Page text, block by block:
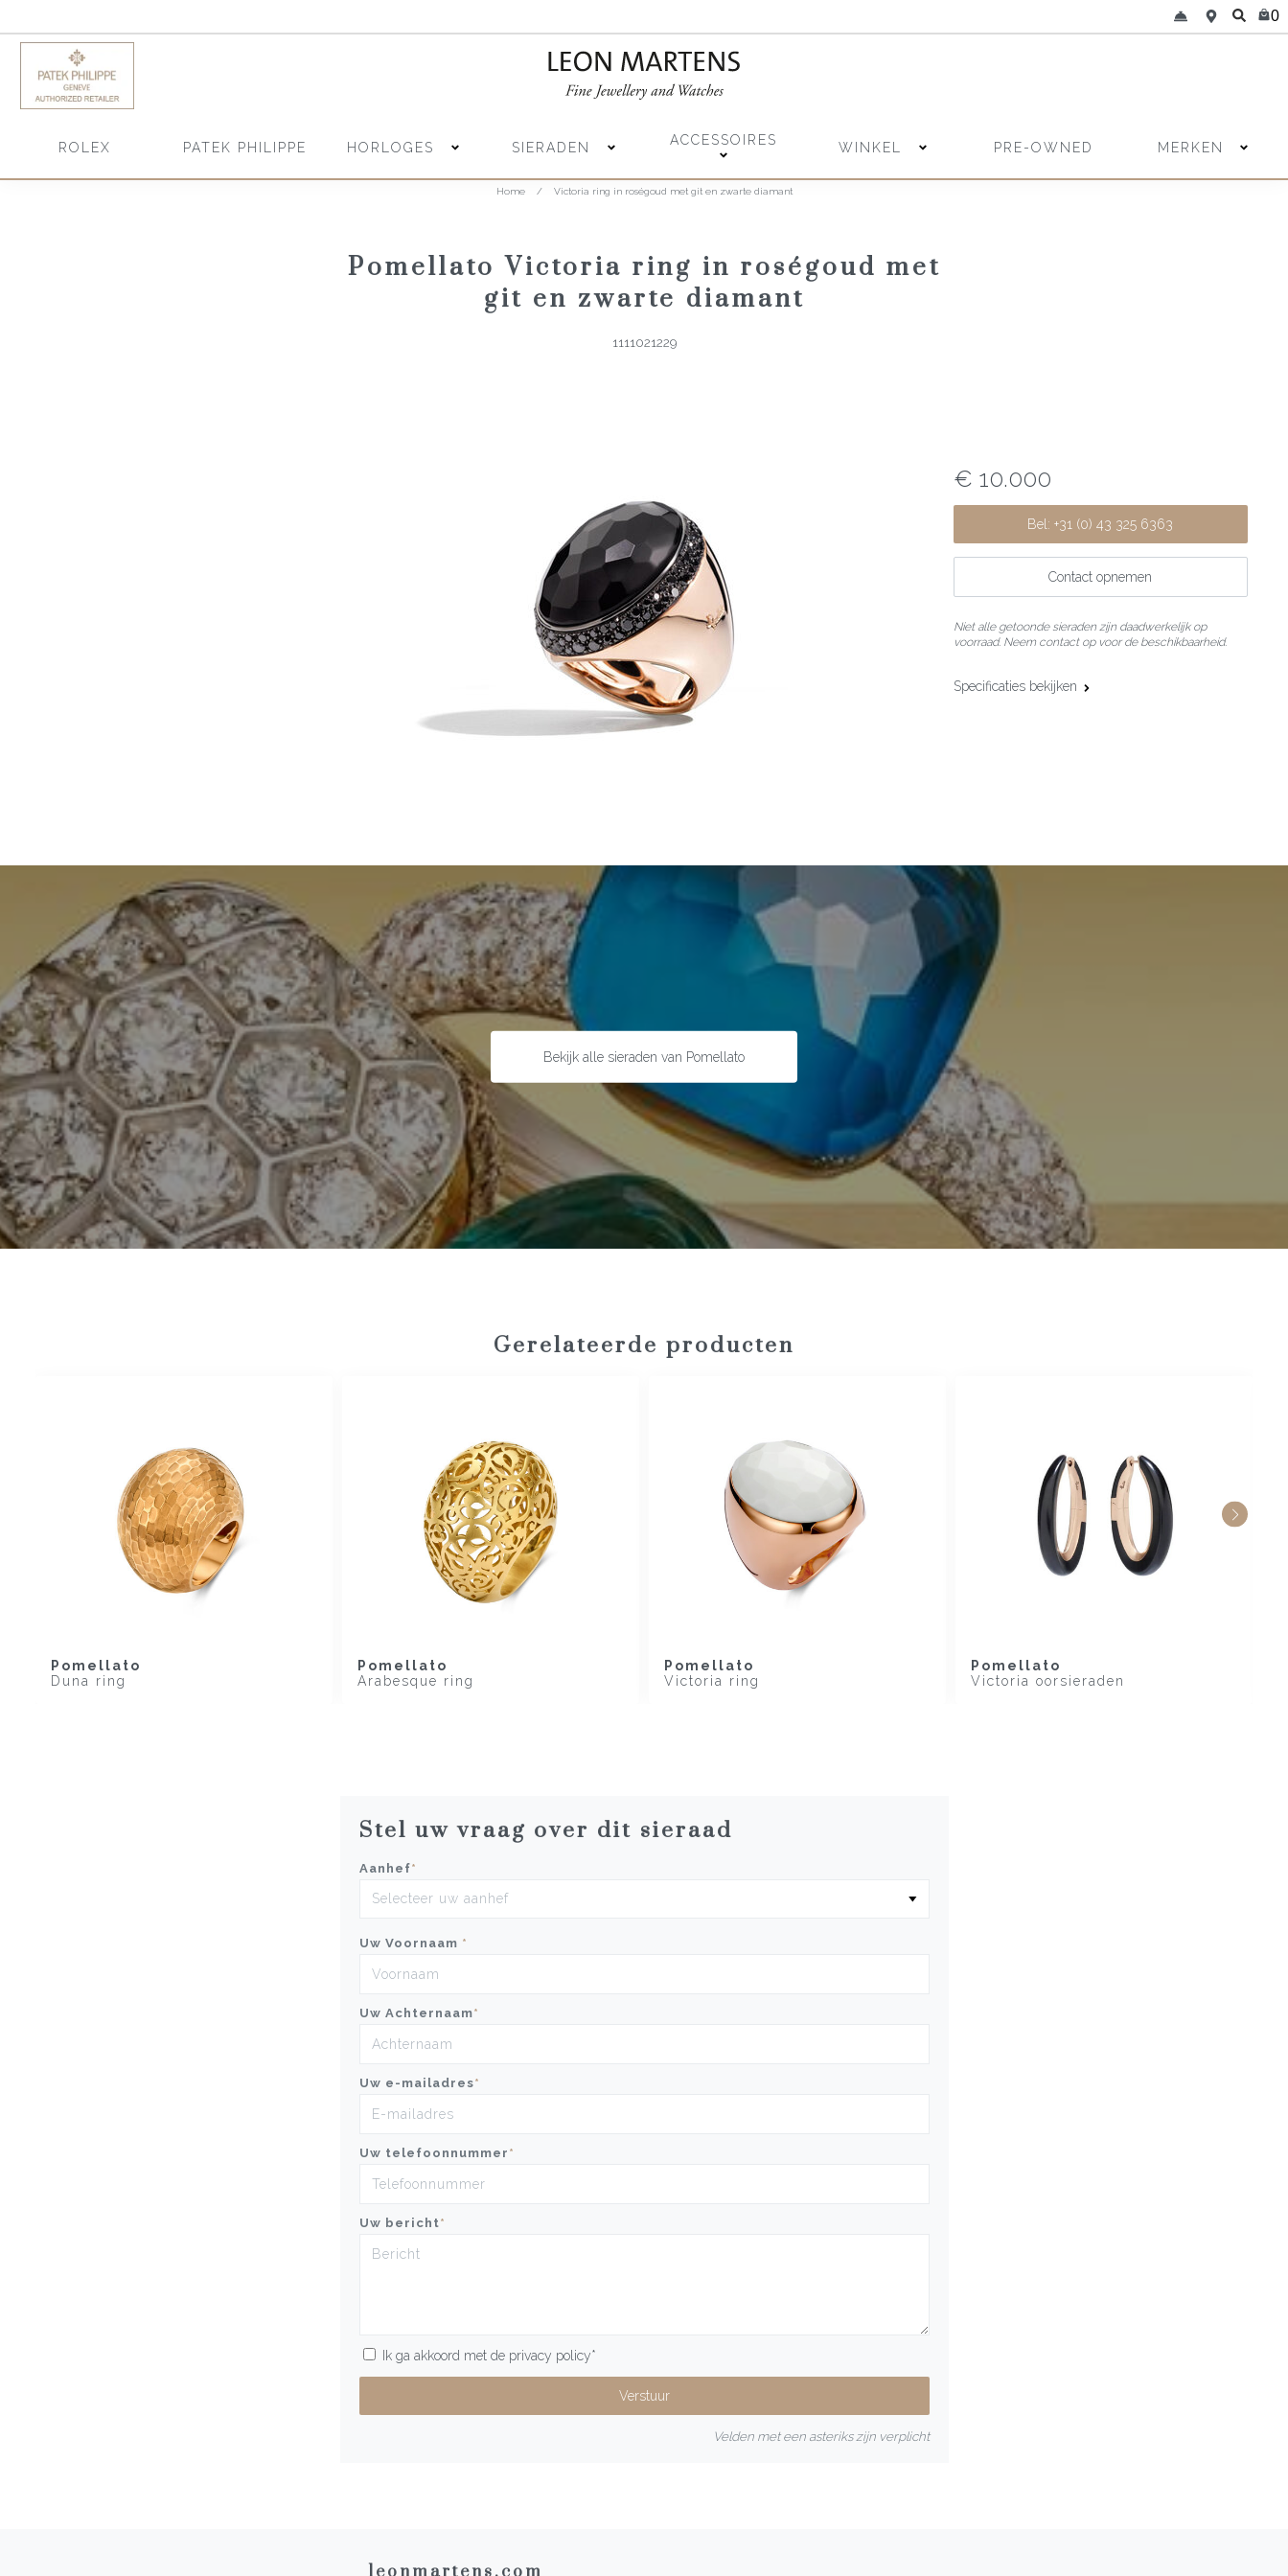
0
ROLEX PATEK PHILIPPE HORLOGES SIERADEN ACCESSOIRES WINKEL PRE-OWNED MERKEN
Home / Victoria ring in roségoud met git en zwarte diamant
Pomellato Victoria ring in roségoud met
git en zwarte diamant
1111021229
€ 10.000
Bel: +31 (0) 43 325 6363
Contact opnemen
Niet alle getoonde sieraden zijn daadwerkelijk op
voorraad. Neem contact op voor de beschikbaarheid.
Specificaties bekijken
Bekijk alle sieraden van Pomellato
Gerelateerde producten
Pomellato
Duna ring
Pomellato
Arabesque ring
Pomellato
Victoria ring
Pomellato
Victoria oorsieraden
Stel uw vraag over dit sieraad
Aanhef*
Uw Voornaam *
Uw Achternaam*
Uw e-mailadres*
Uw telefoonnummer *
Uw bericht*
Ik ga akkoord met de privacy policy*
Velden met een asteriks zijn verplicht